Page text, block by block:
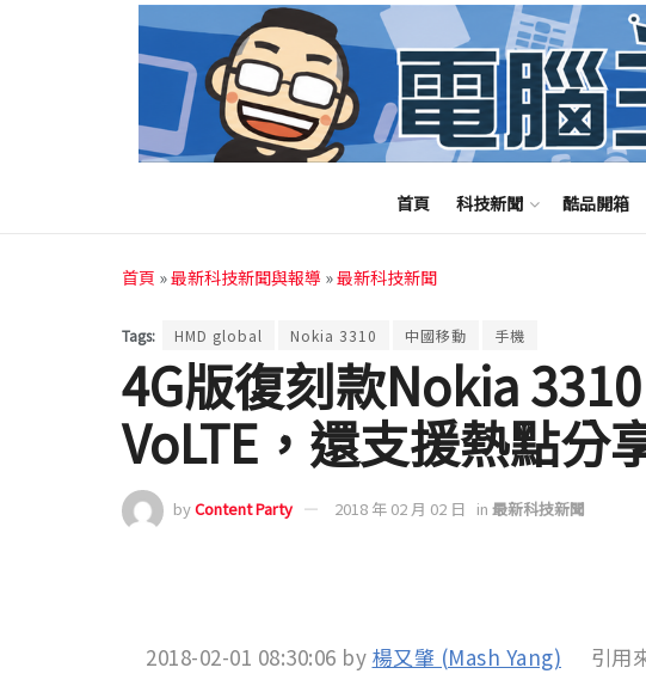
首頁 科技新聞 酷品開箱
首頁 »最新科技新聞與報導 »最新科技新聞
Tags: HMD global Nokia 3310 中國移動 手機
4G版復刻款Nokia
VoLTE，還支援熱點分
byContent Party 2018 年 02 月 02 日 in 最新科技新聞
2018-02-01 08:30:06 by 楊又肇 (Mash Yang) 引用